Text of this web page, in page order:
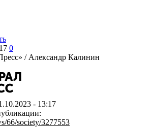
0
/ Александр Калинин
- 13:17
66/society/3277553